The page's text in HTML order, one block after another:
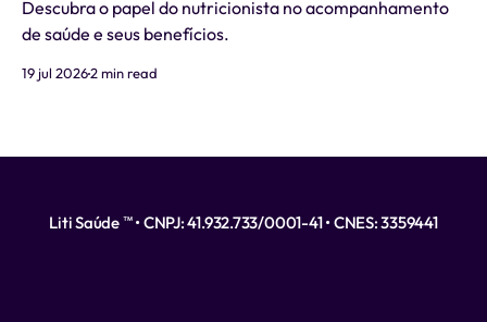
Descubra o papel do nutricionista no acompanhamento
de saúde e seus benefícios.
19 jul 20262 min read
Liti Saúde ™ • CNPJ: 41.932.733/0001-41 • CNES: 3359441